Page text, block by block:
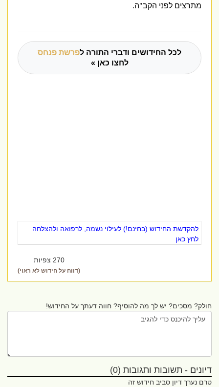
מתרצים לפני הקב"ה.
לכל החידושים ודברי התורה לפרשת פנחס
לחצו כאן »
להקדשת החידוש (בחינם!) לעילוי נשמה, לרפואה ולהצלחה
לחץ כאן
270 צפיות
(דווח על חידוש לא ראוי)
חולק? מסכים? יש לך מה להוסיף? חווה דעתך על החידוש!
דיונים - תשובות ותגובות (0)
טרם נערך דיון סביב חידוש זה